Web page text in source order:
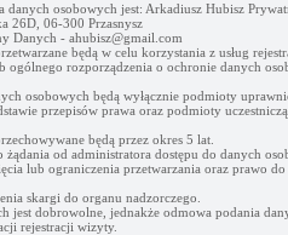
danych osobowych jest: Arkadiusz Hubisz
26D, 06-300 Przasnysz
Danych - ahubisz@gmail.com
będą w celu korzystania z usług
ogólnego rozporządzenia o ochronie danych
osobowych będą wyłącznie podmioty
przepisów prawa oraz podmioty
będą przez okres 5 lat.
żądania od administratora dostępu do danych
lub ograniczenia przetwarzania oraz prawo do
skargi do organu nadzorczego.
jest dobrowolne, jednakże odmowa podania
rejestracji wizyty.